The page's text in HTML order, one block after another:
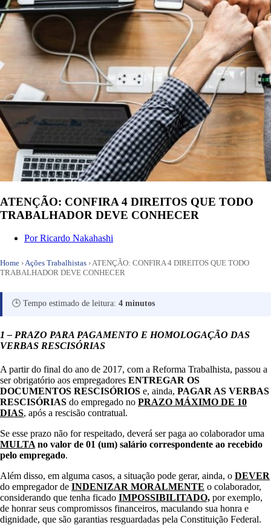
ATENÇÃO: CONFIRA 4 DIREITOS QUE TODO
TRABALHADOR DEVE CONHECER
PorRicardo Nakahashi
Home ›Ações Trabalhistas ›ATENÇÃO: CONFIRA 4 DIREITOS QUE TODO
TRABALHADOR DEVE CONHECER
🕒 Tempo estimado de leitura: 4 minutos
1 – PRAZO PARA PAGAMENTO E HOMOLOGAÇÃO DAS
VERBAS RESCISÓRIAS
A partir do final do ano de 2017, com a Reforma Trabalhista, passou a
ser obrigatório aos empregadores ENTREGAR OS
DOCUMENTOS RESCISÓRIOS e, ainda, PAGAR AS VERBAS
RESCISÓRIAS do empregado no PRAZO MÁXIMO DE 10
DIAS, após a rescisão contratual.
Se esse prazo não for respeitado, deverá ser paga ao colaborador uma
MULTA no valor de 01 (um) salário correspondente ao recebido
pelo empregado.
Além disso, em alguma casos, a situação pode gerar, ainda, o DEVER
do empregador de INDENIZAR MORALMENTE o colaborador,
considerando que tenha ficado IMPOSSIBILITADO, por exemplo,
de honrar seus compromissos financeiros, maculando sua honra e
dignidade, que são garantias resguardadas pela Constituição Federal.